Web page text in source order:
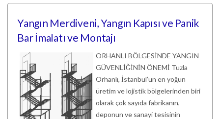
Yangın Merdiveni, Yangın Kapısı ve Panik
Bar İmalatı ve Montajı
ORHANLI BÖLGESİNDE YANGIN
GÜVENLİĞİNİN ÖNEMİ Tuzla
Orhanlı, İstanbul’un en yoğun
üretim ve lojistik bölgelerinden biri
olarak çok sayıda fabrikanın,
deponun ve sanayi tesisinin